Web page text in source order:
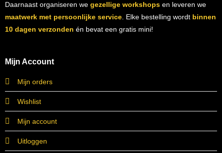
Daarnaast organiseren we gezellige workshopsen leveren we
maatwerk met persoonlijke service. Elke bestelling wordt binnen
10 dagen verzonden én bevat een gratis mini!
Mijn Account
Mijn orders
Wishlist
Mijn account
Uitloggen